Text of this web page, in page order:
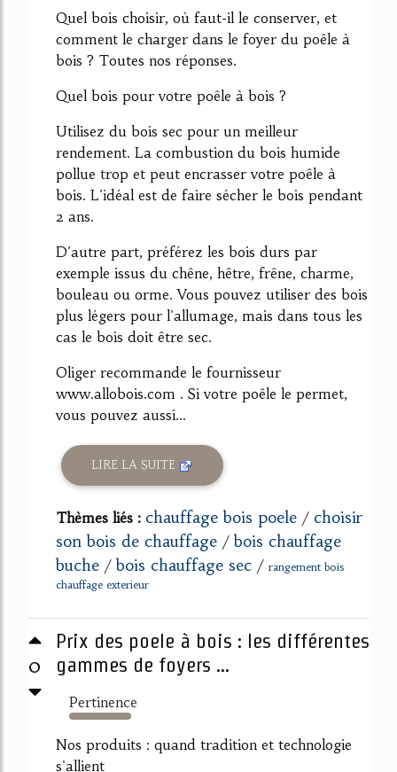
Quel bois choisir, où faut-il le conserver, et
comment le charger dans le foyer du poêle à
bois ? Toutes nos réponses.
Quel bois pour votre poêle à bois ?
Utilisez du bois sec pour un meilleur
rendement. La combustion du bois humide
pollue trop et peut encrasser votre poêle à
bois. L'idéal est de faire sécher le bois pendant
2 ans.
D'autre part, préférez les bois durs par
exemple issus du chêne, hêtre, frêne, charme,
bouleau ou orme. Vous pouvez utiliser des bois
plus légers pour l'allumage, mais dans tous les
cas le bois doit être sec.
Oliger recommande le fournisseur
www.allobois.com . Si votre poêle le permet,
vous pouvez aussi...
LIRE LA SUITE
Thèmes liés : chauffage bois poele / choisir
son bois de chauffage / bois chauffage
buche / bois chauffage sec / rangement bois
chauffage exterieur
0
Prix des poele à bois : les différentes
gammes de foyers ...
Pertinence
229%
Nos produits : quand tradition et technologie
s'allient